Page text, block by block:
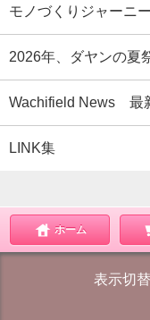
モノづくりジャーニー
2026年、ダヤンの夏
Wachifield News 最
LINK集
ホーム
表示切